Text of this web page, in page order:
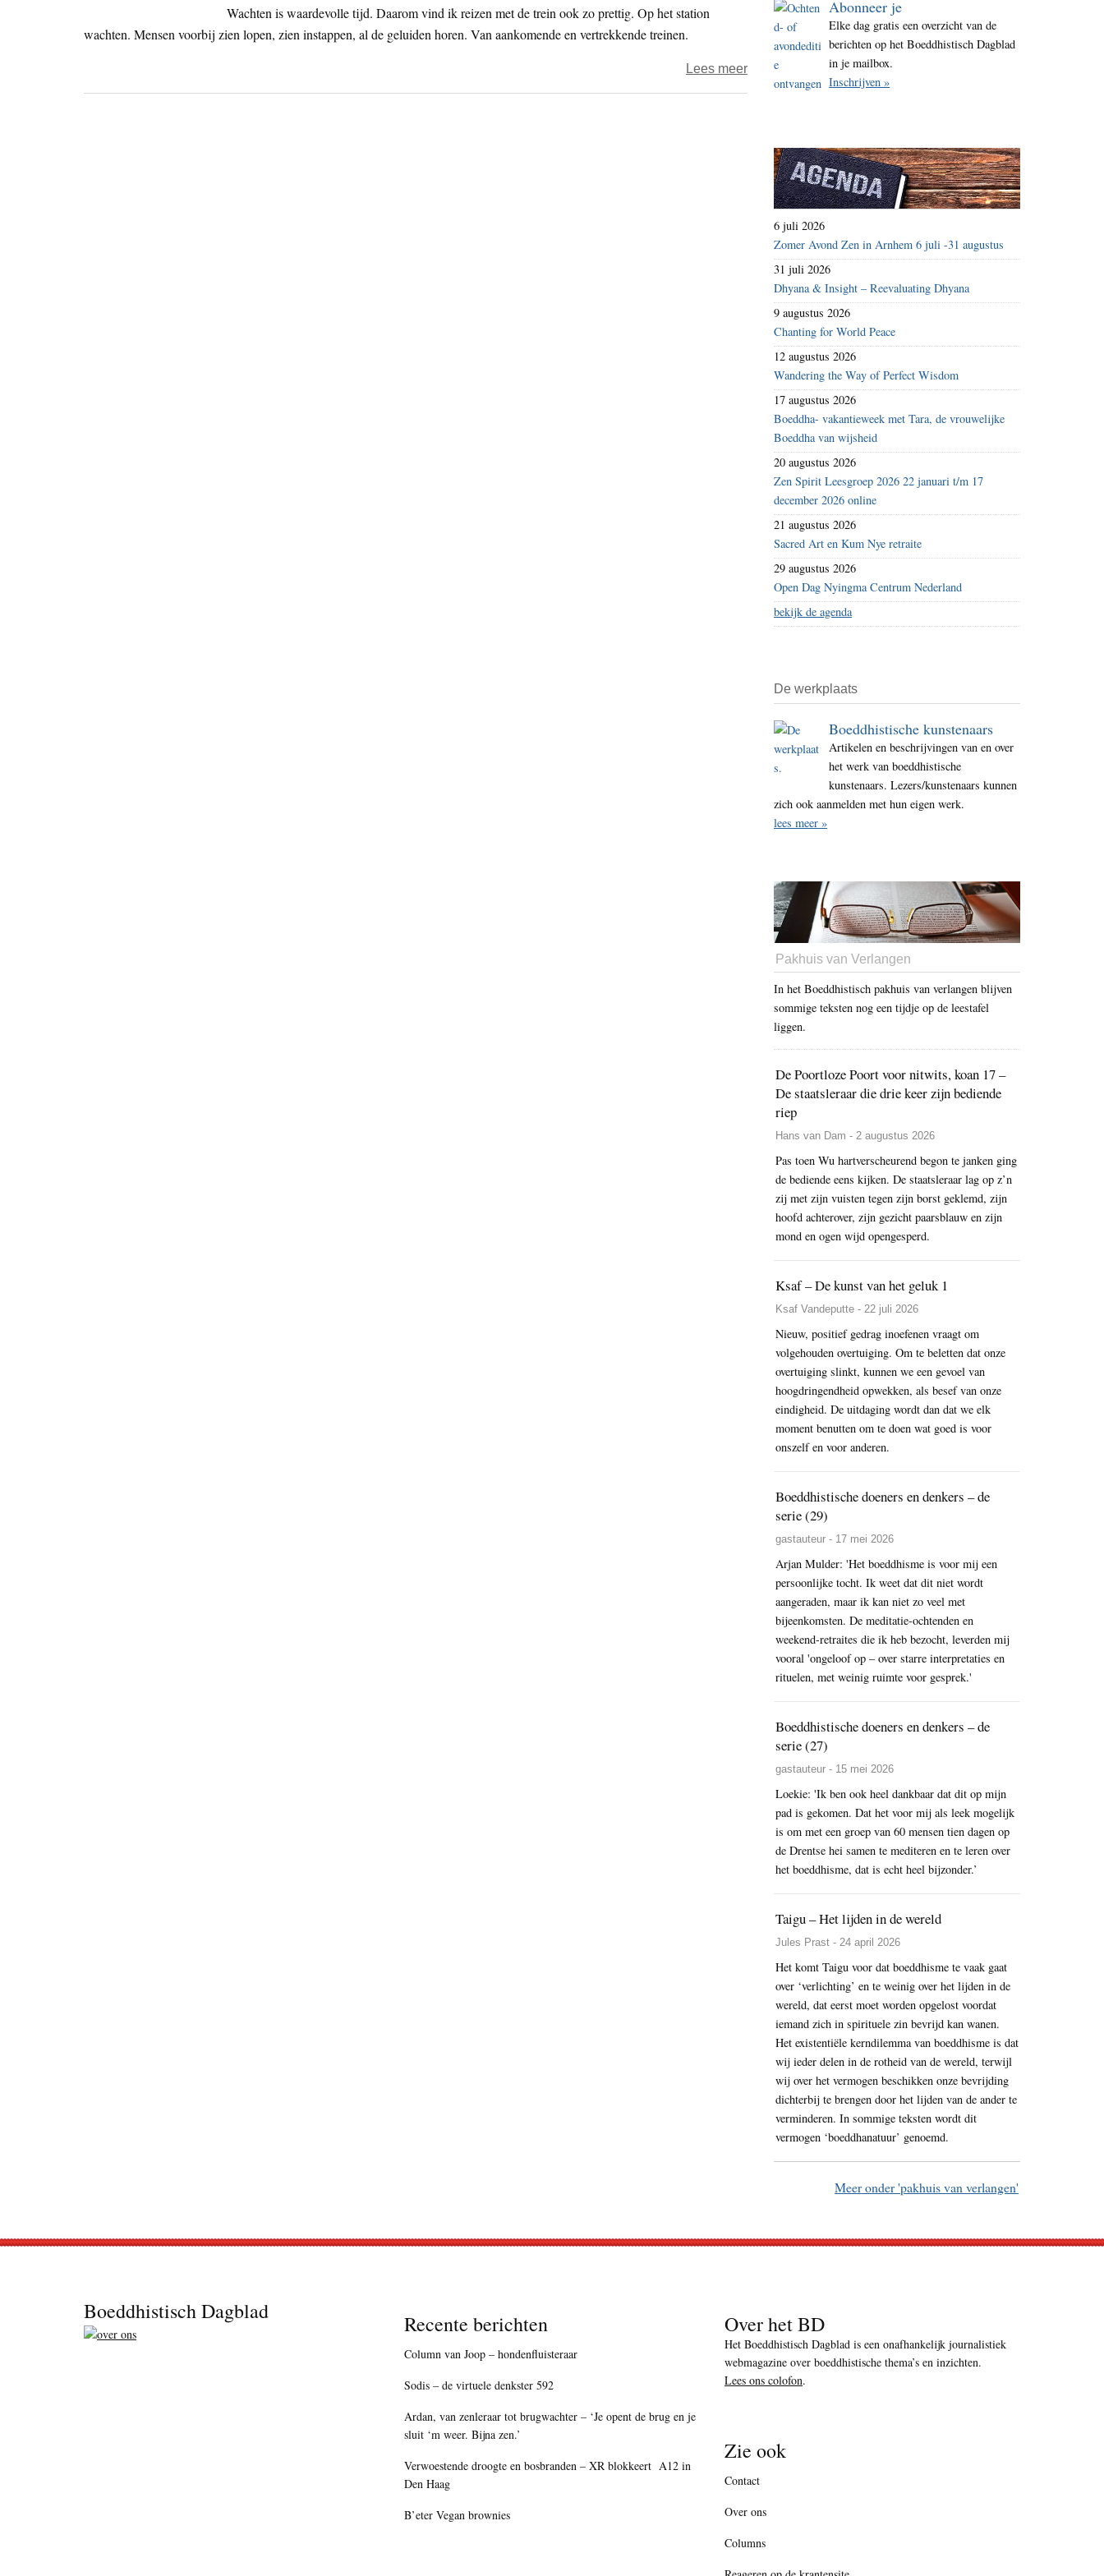
i
t
Wachten is waardevolle tijd. Daarom vind ik reizen met de trein ook zo prettig. Op het station
wachten. Mensen voorbij zien lopen, zien instappen, al de geluiden horen. Van aankomende en vertrekkende treinen.
Lees meerover
Ardan
waarschijnlijk
komt…
Abonneer je
Elke dag gratis een overzicht van de
berichten op het Boeddhistisch Dagblad
in je mailbox.
Inschrijven »
6 juli 2026
Zomer Avond Zen in Arnhem 6 juli -31 augustus
31 juli 2026
Dhyana & Insight – Reevaluating Dhyana
9 augustus 2026
Chanting for World Peace
12 augustus 2026
Wandering the Way of Perfect Wisdom
17 augustus 2026
Boeddha- vakantieweek met Tara, de vrouwelijke
Boeddha van wijsheid
20 augustus 2026
Zen Spirit Leesgroep 2026 22 januari t/m 17
december 2026 online
21 augustus 2026
Sacred Art en Kum Nye retraite
29 augustus 2026
Open Dag Nyingma Centrum Nederland
bekijk de agenda
De werkplaats
Boeddhistische kunstenaars
Artikelen en beschrijvingen van en over
het werk van boeddhistische
kunstenaars. Lezers/kunstenaars kunnen
zich ook aanmelden met hun eigen werk.
lees meer »
Pakhuis van Verlangen
In het Boeddhistisch pakhuis van verlangen blijven
sommige teksten nog een tijdje op de leestafel
liggen.
De Poortloze Poort voor nitwits, koan 17 –
De staatsleraar die drie keer zijn bediende
riep
Hans van Dam - 2 augustus 2026
Pas toen Wu hartverscheurend begon te janken ging
de bediende eens kijken. De staatsleraar lag op z’n
zij met zijn vuisten tegen zijn borst geklemd, zijn
hoofd achterover, zijn gezicht paarsblauw en zijn
mond en ogen wijd opengesperd.
Ksaf – De kunst van het geluk 1
Ksaf Vandeputte - 22 juli 2026
Nieuw, positief gedrag inoefenen vraagt om
volgehouden overtuiging. Om te beletten dat onze
overtuiging slinkt, kunnen we een gevoel van
hoogdringendheid opwekken, als besef van onze
eindigheid. De uitdaging wordt dan dat we elk
moment benutten om te doen wat goed is voor
onszelf en voor anderen.
Boeddhistische doeners en denkers – de
serie (29)
gastauteur - 17 mei 2026
Arjan Mulder: 'Het boeddhisme is voor mij een
persoonlijke tocht. Ik weet dat dit niet wordt
aangeraden, maar ik kan niet zo veel met
bijeenkomsten. De meditatie-ochtenden en
weekend-retraites die ik heb bezocht, leverden mij
vooral 'ongeloof op – over starre interpretaties en
rituelen, met weinig ruimte voor gesprek.'
Boeddhistische doeners en denkers – de
serie (27)
gastauteur - 15 mei 2026
Loekie: 'Ik ben ook heel dankbaar dat dit op mijn
pad is gekomen. Dat het voor mij als leek mogelijk
is om met een groep van 60 mensen tien dagen op
de Drentse hei samen te mediteren en te leren over
het boeddhisme, dat is echt heel bijzonder.’
Taigu – Het lijden in de wereld
Jules Prast - 24 april 2026
Het komt Taigu voor dat boeddhisme te vaak gaat
over ‘verlichting’ en te weinig over het lijden in de
wereld, dat eerst moet worden opgelost voordat
iemand zich in spirituele zin bevrijd kan wanen.
Het existentiële kerndilemma van boeddhisme is dat
wij ieder delen in de rotheid van de wereld, terwijl
wij over het vermogen beschikken onze bevrijding
dichterbij te brengen door het lijden van de ander te
verminderen. In sommige teksten wordt dit
vermogen ‘boeddhanatuur’ genoemd.
Meer onder 'pakhuis van verlangen'
Boeddhistisch Dagblad Recente berichten
Column van Joop – hondenfluisteraar
Sodis – de virtuele denkster 592
Ardan, van zenleraar tot brugwachter – ‘Je opent de brug en je
sluit ‘m weer. Bijna zen.’
Verwoestende droogte en bosbranden – XR blokkeert A12 in
Den Haag
B’eter Vegan brownies
Over het BD
Het Boeddhistisch Dagblad is een onafhankelijk journalistiek
webmagazine over boeddhistische thema’s en inzichten.
Lees ons colofon.
Zie ook
Contact
Over ons
Columns